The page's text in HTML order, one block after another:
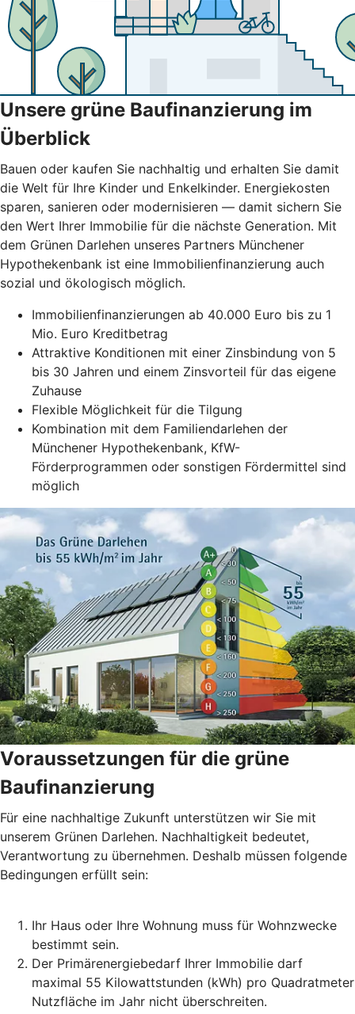
Unsere grüne Baufinanzierung im
Überblick
Bauen oder kaufen Sie nachhaltig und erhalten Sie damit
die Welt für Ihre Kinder und Enkelkinder. Energiekosten
sparen, sanieren oder modernisieren — damit sichern Sie
den Wert Ihrer Immobilie für die nächste Generation. Mit
dem Grünen Darlehen unseres Partners Münchener
Hypothekenbank ist eine Immobilienfinanzierung auch
sozial und ökologisch möglich.
Immobilienfinanzierungen ab 40.000 Euro bis zu 1
Mio. Euro Kreditbetrag
Attraktive Konditionen mit einer Zinsbindung von 5
bis 30 Jahren und einem Zinsvorteil für das eigene
Zuhause
Flexible Möglichkeit für die Tilgung
Kombination mit dem Familiendarlehen der
Münchener Hypothekenbank, KfW-
Förderprogrammen oder sonstigen Fördermittel sind
möglich
Voraussetzungen für die grüne
Baufinanzierung
Für eine nachhaltige Zukunft unterstützen wir Sie mit
unserem Grünen Darlehen. Nachhaltigkeit bedeutet,
Verantwortung zu übernehmen. Deshalb müssen folgende
Bedingungen erfüllt sein:
Ihr Haus oder Ihre Wohnung muss für Wohnzwecke
bestimmt sein.
Der Primärenergiebedarf Ihrer Immobilie darf
maximal 55 Kilowattstunden (kWh) pro Quadratmeter
Nutzfläche im Jahr nicht überschreiten.